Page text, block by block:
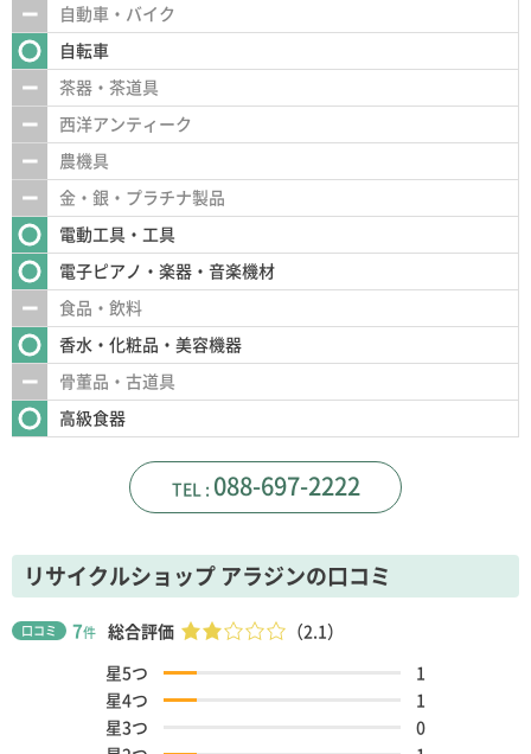
自動車・バイク
自転車
茶器・茶道具
西洋アンティーク
農機具
金・銀・プラチナ製品
電動工具・工具
電子ピアノ・楽器・音楽機材
食品・飲料
香水・化粧品・美容機器
骨董品・古道具
高級食器
088-697-2222
リサイクルショップ アラジンの口コミ
口コミ 7件 総合評価
（2.1）
星5つ
1
星4つ
1
星3つ
0